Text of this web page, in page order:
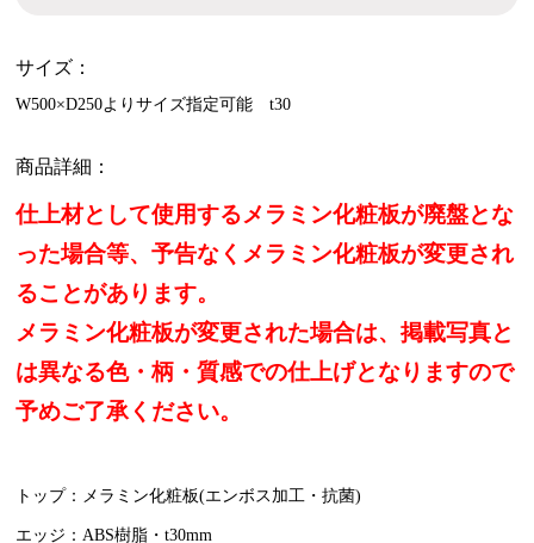
サイズ：
W500×D250よりサイズ指定可能 t30
商品詳細：
仕上材として使用するメラミン化粧板が廃盤とな
った場合等、予告なくメラミン化粧板が変更され
ることがあります。
メラミン化粧板が変更された場合は、掲載写真と
は異なる色・柄・質感での仕上げとなりますので
予めご了承ください。
トップ：メラミン化粧板(エンボス加工・抗菌)
エッジ：ABS樹脂・t30mm